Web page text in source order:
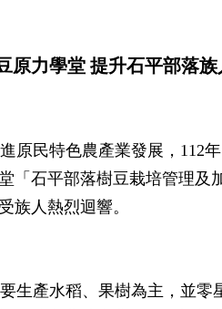
原力學堂 提升石平部落
民特色農產業發展，112
「石平部落樹豆栽培管理及
族人熱烈迴響。
生產水稻、果樹為主，並零